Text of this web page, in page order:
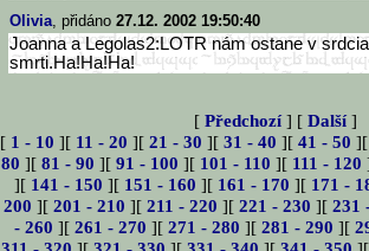
Olivia, přidáno 27.12. 2002 19:50:40
Joanna a Legolas2:LOTR nám ostane v
smrti.Ha!Ha!Ha!
[ Předchozí] [ Další]
[ 1 - 10 ][ 11 - 20 ][ 21 - 30 ][ 31 - 40 ][ 41 - 50
80 ][81 - 90 ][91 - 100 ][ 101 - 110 ][ 111 - 120
][ 141 - 150 ][ 151 - 160 ][ 161 - 170 ][ 171 -
200 ][ 201 - 210 ][ 211 - 220 ][ 221 - 230 ][ 231
- 260 ][ 261 - 270 ][ 271 - 280 ][ 281 - 290 ][